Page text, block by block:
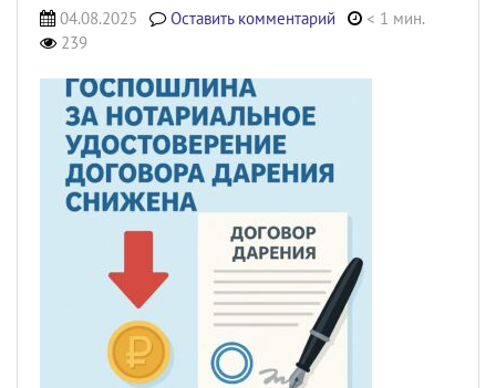
04.08.2025 Оставить комментарий
< 1 мин.
239